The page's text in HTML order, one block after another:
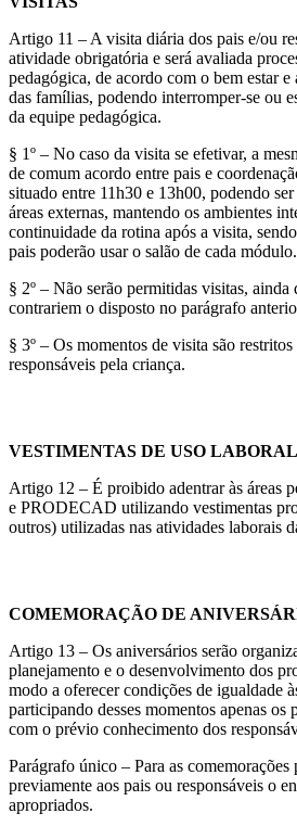
Artigo 11 – A visita diária dos pais e/ou
atividade obrigatória e será avaliada
pedagógica, de acordo com o bem estar e
das famílias, podendo interromper-se ou
da equipe pedagógica.
§ 1º – No caso da visita se efetivar, a
de comum acordo entre pais e
situado entre 11h30 e 13h00, podendo
áreas externas, mantendo os ambientes
continuidade da rotina após a visita,
pais poderão usar o salão de cada módulo.
§ 2º – Não serão permitidas visitas, ainda
contrariem o disposto no parágrafo
§ 3º – Os momentos de visita são
responsáveis pela criança.
VESTIMENTAS DE USO
Artigo 12 – É proibido adentrar às áreas
e PRODECAD utilizando vestimentas
outros) utilizadas nas atividades laborais
COMEMORAÇÃO DE
Artigo 13 – Os aniversários serão
planejamento e o desenvolvimento dos
modo a oferecer condições de igualdade
participando desses momentos apenas os
com o prévio conhecimento dos
Parágrafo único – Para as comemorações
previamente aos pais ou responsáveis o
apropriados.